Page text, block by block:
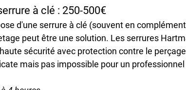
à clé : 250-500€
d'une serrure à clé (souvent en
peut être une solution. Les serrures
sécurité avec protection contre le
mais pas impossible pour un